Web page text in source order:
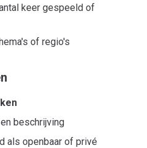
keer gespeeld of
of regio's
beschrijving
als openbaar of privé